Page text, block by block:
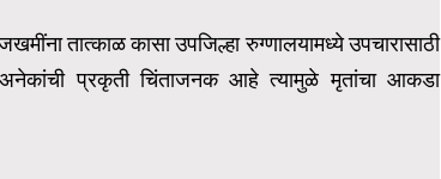
तात्काळ कासा उपजिल्हा रुग्णालयामध्ये उपचारासाठी
प्रकृती चिंताजनक आहे त्यामुळे मृतांचा आकडा